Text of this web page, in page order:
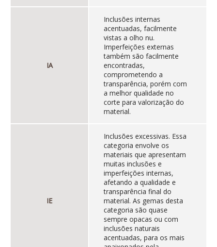
IA
Inclusões internas
acentuadas, facilmente
vistas a olho nu.
Imperfeições externas
também são facilmente
encontradas,
comprometendo a
transparência, porém com
a melhor qualidade no
corte para valorização do
material.
IE
Inclusões excessivas. Essa
categoria envolve os
materiais que apresentam
muitas inclusões e
imperfeições internas,
afetando a qualidade e
transparência final do
material. As gemas desta
categoria são quase
sempre opacas ou com
inclusões naturais
acentuadas, para os mais